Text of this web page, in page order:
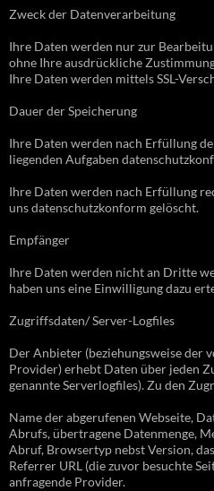
Zweck der Datenverarbeitung
Ihre Daten werden nur zur
ohne Ihre ausdrückliche
Ihre Daten werden mittels SSL-
Dauer der Speicherung
Ihre Daten werden nach Erfüllung
liegenden Aufgaben
Ihre Daten werden nach Erfüllung
uns datenschutzkonform gelöscht.
Empfänger
Ihre Daten werden nicht an Dritte
haben uns eine Einwilligung dazu
Zugriffsdaten/ Server-Logfiles
Der Anbieter (beziehungsweise der
Provider) erhebt Daten über jeden
genannte Serverlogfiles). Zu den
Name der abgerufenen Webseite,
Abrufs, übertragene Datenmenge,
Abruf, Browsertyp nebst Version,
Referrer URL (die zuvor besuchte
anfragende Provider.